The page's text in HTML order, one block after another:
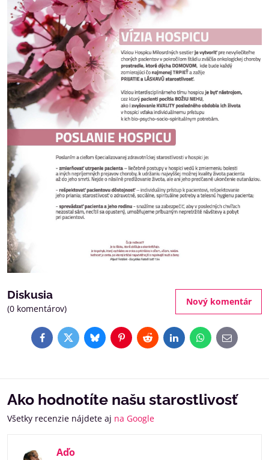
Diskusia
(0 komentárov)
Nový komentár
FacebookTwitterBlueskyPinterestRedditLinkedInWhatsApp
E-
mail
Ako hodnotíte našu starostlivosť
Všetky recenzie nájdete aj na Google
Aďo